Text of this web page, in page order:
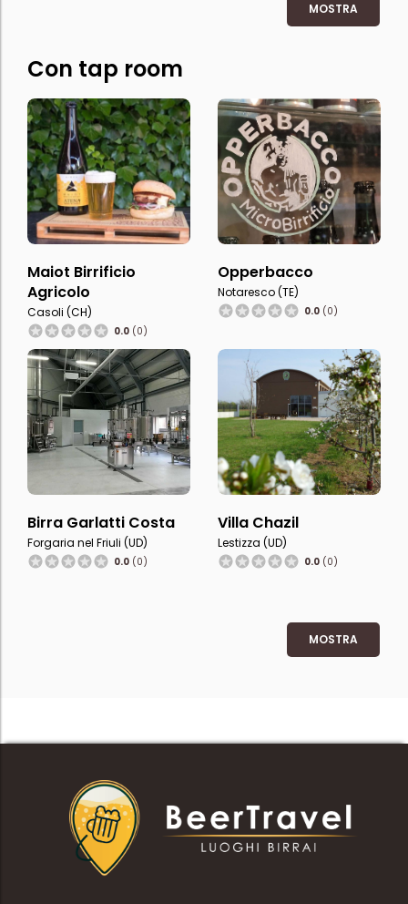
MOSTRA
Con tap room
Maiot Birrificio
Agricolo
Casoli (CH)
0.0 (0)
Opperbacco
Notaresco (TE)
0.0 (0)
Birra Garlatti Costa
Forgaria nel Friuli (UD)
0.0 (0)
Villa Chazil
Lestizza (UD)
0.0 (0)
MOSTRA